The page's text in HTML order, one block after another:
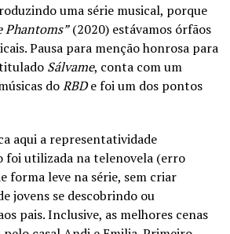
uma série musical, porque
Phantoms”(2020) estávamos órfãos
Pausa para menção honrosa para
Sálvame, conta com um
doRBDe foi um dos pontos
aqui a representatividade
foi utilizada na telenovela (erro
forma leve na série, sem criar
jovens se descobrindo ou
pais. Inclusive, as melhores cenas